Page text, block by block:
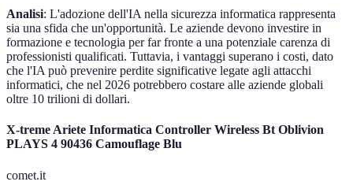
Analisi: L'adozione dell'IA nella sicurezza informatica rappresenta
sia una sfida che un'opportunità. Le aziende devono investire in
formazione e tecnologia per far fronte a una potenziale carenza di
professionisti qualificati. Tuttavia, i vantaggi superano i costi, dato
che l'IA può prevenire perdite significative legate agli attacchi
informatici, che nel 2026 potrebbero costare alle aziende globali
oltre 10 trilioni di dollari.
X-treme Ariete Informatica Controller Wireless Bt Oblivion
PLAYS 4 90436 Camouflage Blu
comet.it